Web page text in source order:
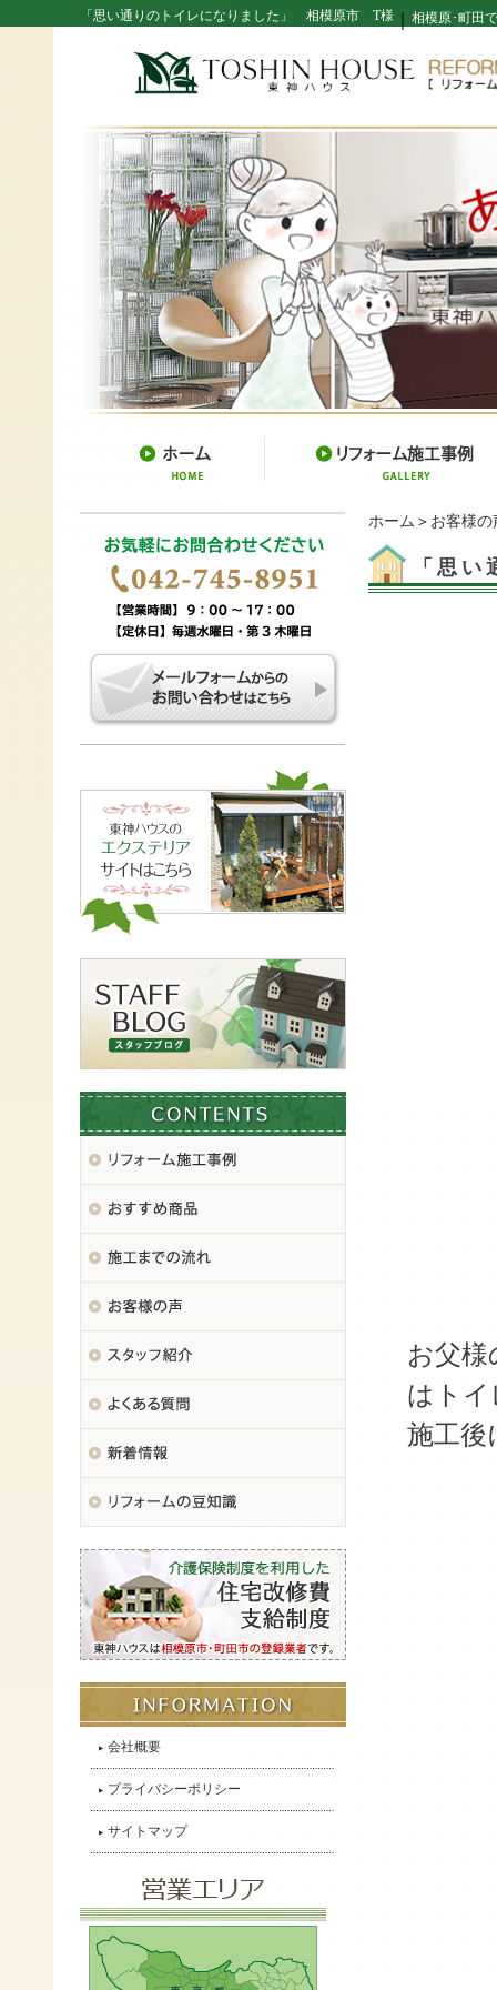
「思い通りのトイレになりました」 相模原市 T様 相模原･町田
ホーム ＞ お客様の
「思
お父
はトイ
施工後
会社概要
プライバシーポリシー
サイトマップ